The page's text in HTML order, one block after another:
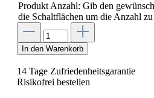
Produkt Anzahl: Gib den
die Schaltflächen um die Anzahl
In den Warenkorb
14 Tage Zufriedenheitsgarantie
Risikofrei bestellen